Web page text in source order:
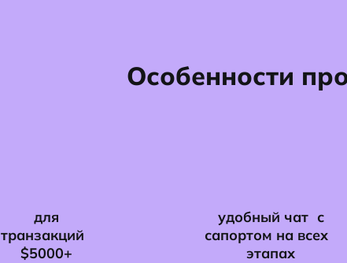
Особенности
для
транзакций
$5000+
удобный чат с
сапортом на всех
этапах